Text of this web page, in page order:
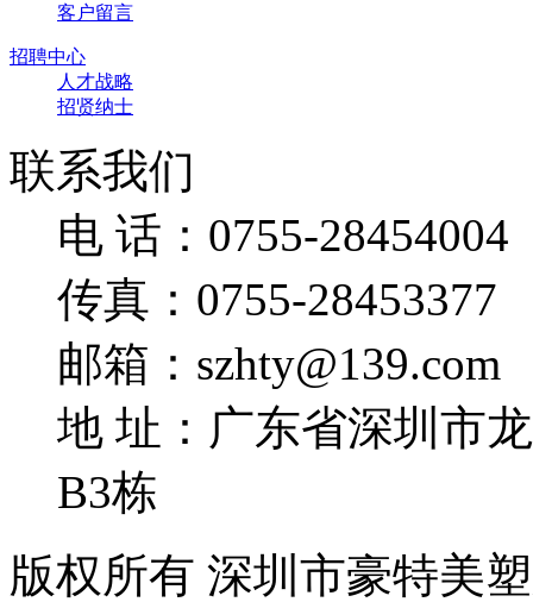
客户留言
招聘中心
人才战略
招贤纳士
联系我们
电 话：0755-28454004
传真：0755-28453377
邮箱：szhty@139.com
地 址：广东省深圳市
B3栋
版权所有 深圳市豪特美